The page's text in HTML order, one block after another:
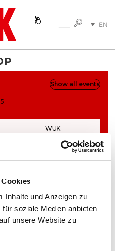
Cookies
Inhalte und Anzeigen zu
soziale Medien anbieten
unsere Website zu
SEARCH
EN